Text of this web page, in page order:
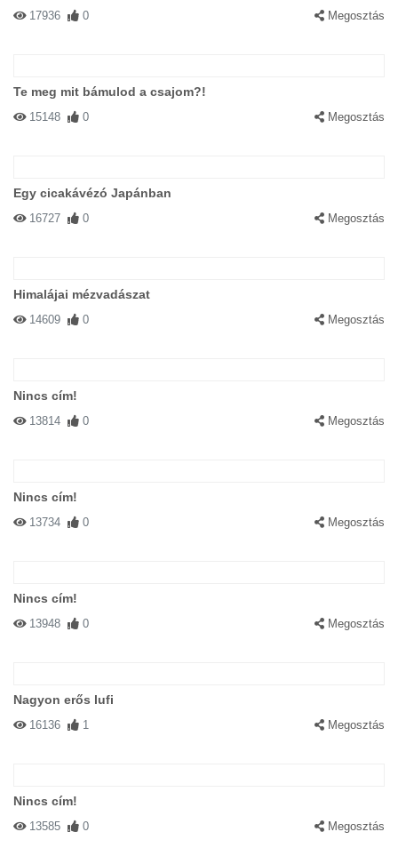
17936 0 Megosztás
Te meg mit bámulod a csajom?!
15148 0 Megosztás
Egy cicakávézó Japánban
16727 0 Megosztás
Himalájai mézvadászat
14609 0 Megosztás
Nincs cím!
13814 0 Megosztás
Nincs cím!
13734 0 Megosztás
Nincs cím!
13948 0 Megosztás
Nagyon erős lufi
16136 1 Megosztás
Nincs cím!
13585 0 Megosztás